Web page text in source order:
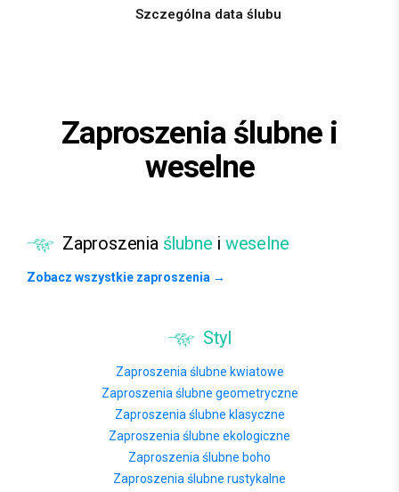
Szczególna data ślubu
Zaproszenia ślubne i
weselne
Zaproszenia ślubne i weselne
Zobacz wszystkie zaproszenia →
Styl
Zaproszenia ślubne kwiatowe
Zaproszenia ślubne geometryczne
Zaproszenia ślubne klasyczne
Zaproszenia ślubne ekologiczne
Zaproszenia ślubne boho
Zaproszenia ślubne rustykalne